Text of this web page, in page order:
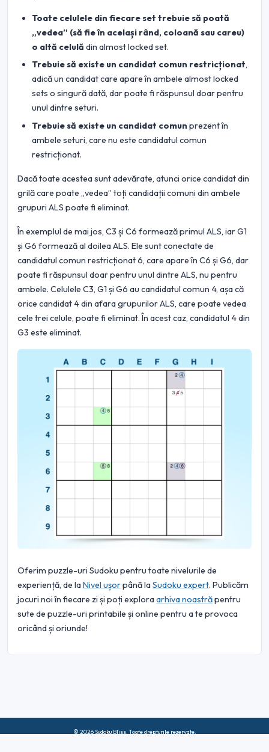
Toate celulele din fiecare set trebuie să poată
„vedea” (să fie în același rând, coloană sau careu)
o altă celulă din almost locked set.
Trebuie să existe un candidat comun restricționat,
adică un candidat care apare în ambele almost locked
sets o singură dată, dar poate fi răspunsul doar pentru
unul dintre seturi.
Trebuie să existe un candidat comun prezent în
ambele seturi, care nu este candidatul comun
restricționat.
Dacă toate acestea sunt adevărate, atunci orice candidat din
grilă care poate „vedea” toți candidații comuni din ambele
grupuri ALS poate fi eliminat.
În exemplul de mai jos, C3 și C6 formează primul ALS, iar G1
și G6 formează al doilea ALS. Ele sunt conectate de
candidatul comun restricționat 6, care apare în C6 și G6, dar
poate fi răspunsul doar pentru unul dintre ALS, nu pentru
ambele. Celulele C3, G1 și G6 au candidatul comun 4, așa că
orice candidat 4 din afara grupurilor ALS, care poate vedea
cele trei celule, poate fi eliminat. În acest caz, candidatul 4 din
G3 este eliminat.
Oferim puzzle-uri Sudoku pentru toate nivelurile de
experiență, de laNivel ușorpână laSudoku expert. Publicăm
jocuri noi în fiecare zi și poți exploraarhiva noastrăpentru
sute de puzzle-uri printabile și online pentru a te provoca
oricând și oriunde!
© 2026 Sudoku Bliss. Toate drepturile rezervate.